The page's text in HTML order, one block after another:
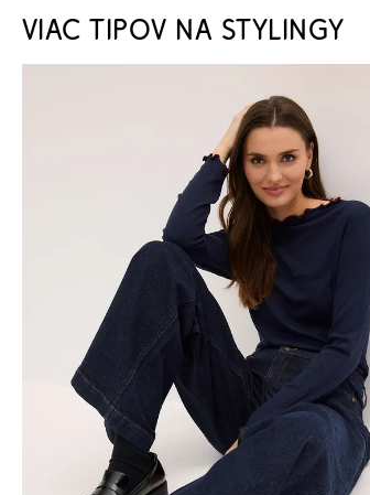
VIAC TIPOV NA STYLINGY